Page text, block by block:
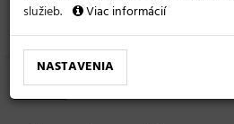
Značky Malibu C
Malibu C
služieb.
Viac informácií
NASTAVENIA